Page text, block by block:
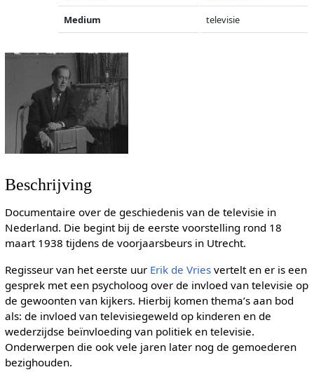
Medium televisie
Beschrijving
Documentaire over de geschiedenis van de televisie in
Nederland. Die begint bij de eerste voorstelling rond 18
maart 1938 tijdens de voorjaarsbeurs in Utrecht.
Regisseur van het eerste uur Erik de Vriesvertelt en er is een
gesprek met een psycholoog over de invloed van televisie op
de gewoonten van kijkers. Hierbij komen thema’s aan bod
als: de invloed van televisiegeweld op kinderen en de
wederzijdse beïnvloeding van politiek en televisie.
Onderwerpen die ook vele jaren later nog de gemoederen
bezighouden.